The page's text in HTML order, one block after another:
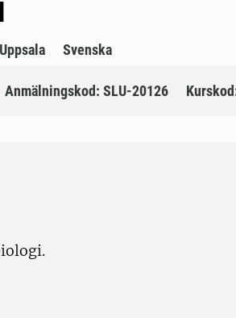
Uppsala Svenska
Anmälningskod: SLU-20126